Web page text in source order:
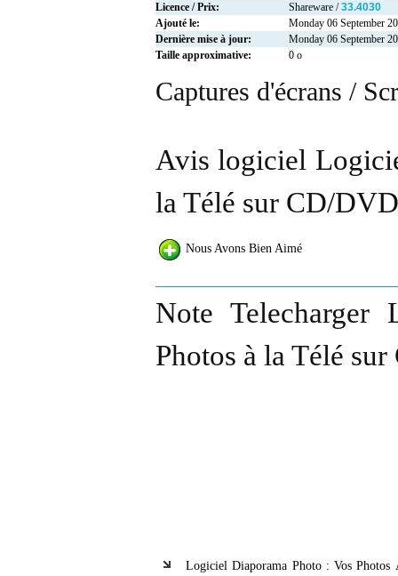
Licence / Prix:
Shareware /33.4030
Ajouté le:
Monday 06 September
Dernière mise à jour:
Monday 06 September
Taille approximative:
0 o
Captures d'écrans /
Avis logiciel
la Télé sur CD/
Nous Avons Bien Aimé
Note Telecharger
Photos à la Télé
Logiciel Diaporama Photo : Vos Photos